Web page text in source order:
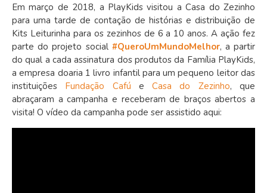
Em março de 2018, a PlayKids visitou a Casa do Zezinho
para uma tarde de contação de histórias e distribuição de
Kits Leiturinha para os zezinhos de 6 a 10 anos. A ação fez
parte do projeto social #QueroUmMundoMelhor, a partir
do qual a cada assinatura dos produtos da Família PlayKids,
a empresa doaria 1 livro infantil para um pequeno leitor das
instituições Fundação Cafú eCasa do Zezinho, que
abraçaram a campanha e receberam de braços abertos a
visita! O vídeo da campanha pode ser assistido aqui: